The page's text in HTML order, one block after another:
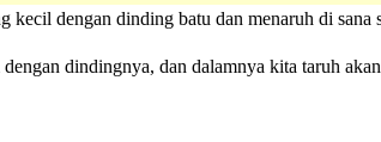
kecil dengan dinding batu dan menaruh di
dindingnya, dan dalamnya kita taruh